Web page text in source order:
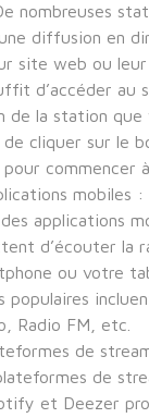
nombreuses
diffusion en
site web ou
d’accéder au
de la station que
cliquer sur le
commencer
mobiles
applications
d’écouter la
ou votre
populaires
Radio FM, etc.
de
de
et Deezer